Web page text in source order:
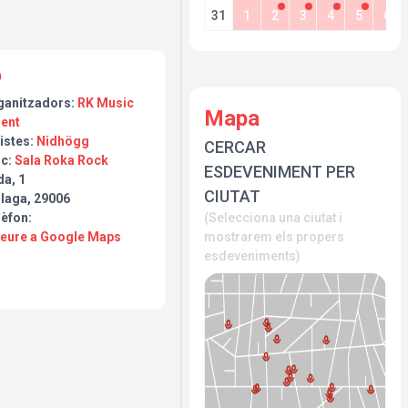
RK Music
Nidhögg
Sala Roka Rock
1
29006
a Google Maps
31 1 2 3 4 5 6
Mapa
CERCAR
ESDEVENIMENT PER
CIUTAT
(Selecciona una ciutat i
mostrarem els propers
esdeveniments)